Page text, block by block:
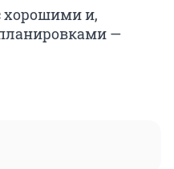
хорошими и,
—